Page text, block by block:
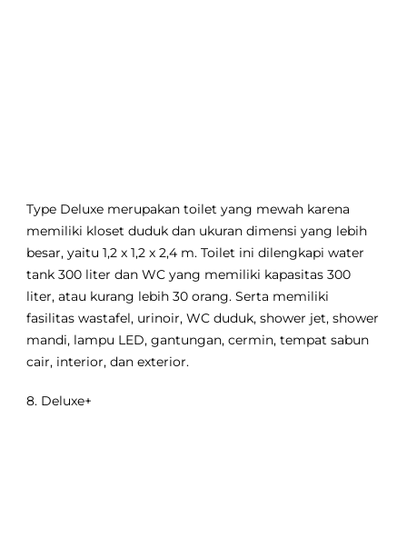
Type Deluxe merupakan toilet yang mewah karena
memiliki kloset duduk dan ukuran dimensi yang lebih
besar, yaitu 1,2 x 1,2 x 2,4 m. Toilet ini dilengkapi water
tank 300 liter dan WC yang memiliki kapasitas 300
liter, atau kurang lebih 30 orang. Serta memiliki
fasilitas wastafel, urinoir, WC duduk, shower jet, shower
mandi, lampu LED, gantungan, cermin, tempat sabun
cair, interior, dan exterior.
8. Deluxe+